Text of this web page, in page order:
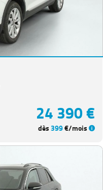
24 390 €
dès399€/mois